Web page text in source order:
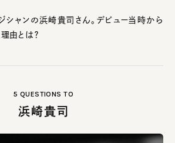
シャンの浜崎貴司さん。デビュー当時から
由とは？
5 QUESTIONS TO
浜崎貴司